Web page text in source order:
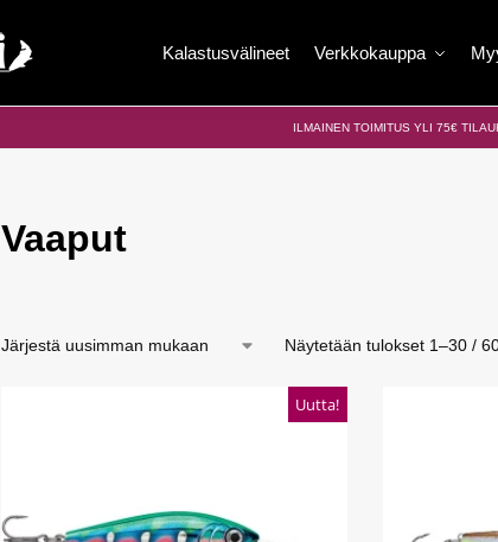
Kalastusvälineet Verkkokauppa
ILMAINEN TOIMITUS YLI 75€
Vaaput
Näytetään tulokset 1–30 /
Uutta!